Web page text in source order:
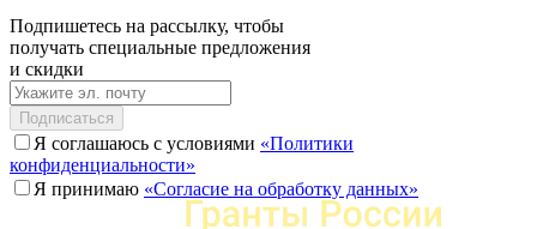
Подпишетесь на рассылку, чтобы
получать специальные предложения
и скидки
Подписаться
Я соглашаюсь с условиями «Политики
конфиденциальности»
Я принимаю «Согласие на обработку данных»